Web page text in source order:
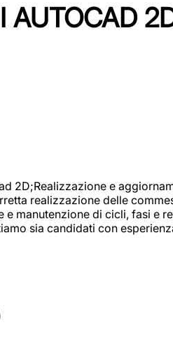
AUTOCAD
2D;Realizzazione e
realizzazione delle
manutenzione di cicli, fasi e
sia candidati con